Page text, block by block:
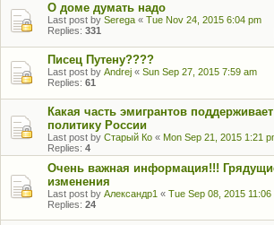
О доме думать надо
Last post by Serega « Tue Nov 24, 2015 6:04 pm
Replies: 331
Писец Путену????
Last post by Andrej « Sun Sep 27, 2015 7:59 am
Replies: 61
Какая часть эмигрантов
политику России
Last post by Старый Ко « Mon Sep 21, 2015 1:21
Replies: 4
Очень важная информация!!!
изменения
Last post by Александр1 « Tue Sep 08, 2015 11:06
Replies: 24